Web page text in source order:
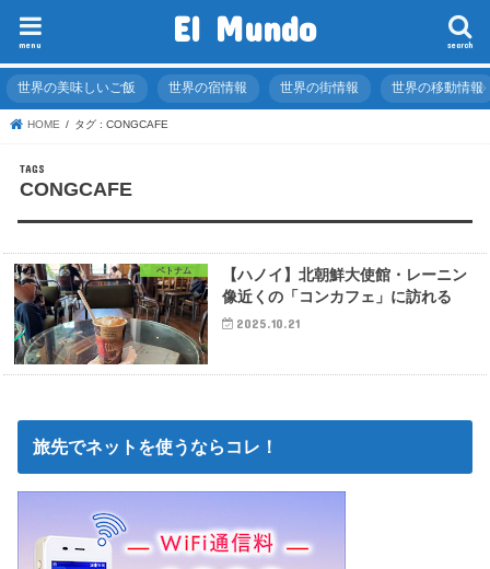
El Mundo search
menu
世界の美味しいご飯 世界の宿情報 世界の街情報 世界の移動情報
HOME タグ : CONGCAFE
CONGCAFE
ベトナム
【ハノイ】北朝鮮大使館・レーニン
像近くの「コンカフェ」に訪れる
2025.10.21
旅先でネットを使うならコレ！